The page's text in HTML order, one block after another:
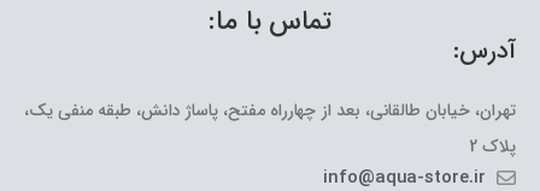
تماس با ما:
آدرس:
تهران، خیابان طالقانی، بعد از چهارراه مفتح، پاساژ دانش، طبقه منفی یک،
پلاک 2
info@aqua-store.ir